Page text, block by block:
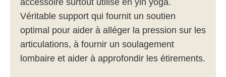
Véritable support qui fournit un soutien
optimal pour aider à alléger la pression sur les
articulations, à fournir un soulagement
lombaire et aider à approfondir les étirements.